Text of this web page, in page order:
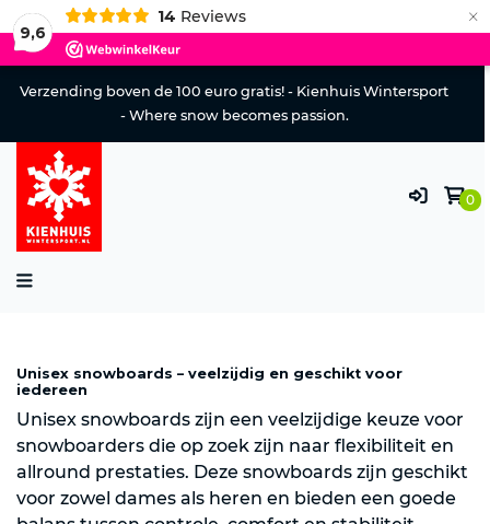
9,6
14 Reviews ×
Verzending boven de 100 euro gratis! - Kienhuis Wintersport
- Where snow becomes passion.
0
Unisex snowboards – veelzijdig en geschikt voor
iedereen
Unisex snowboards zijn een veelzijdige keuze voor
snowboarders die op zoek zijn naar flexibiliteit en
allround prestaties. Deze snowboards zijn geschikt
voor zowel dames als heren en bieden een goede